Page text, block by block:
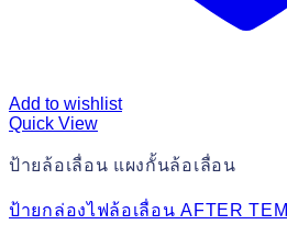
Add to wishlist
Quick View
ป้ายล้อเลื่อน แผงกั้นล้อเลื่อน
ป้ายกล่องไฟล้อเลื่อน AFTER